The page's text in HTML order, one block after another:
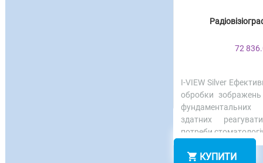
72
I-VIEW Silver
обробки
здатних
потреби
КУПИТИ